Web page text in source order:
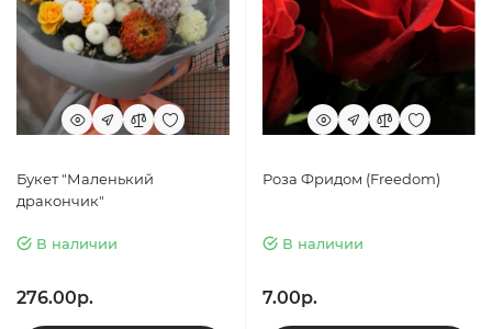
Букет "Маленький
дракончик"
В наличии
276.00р.
Роза Фридом (Freedom)
В наличии
7.00р.